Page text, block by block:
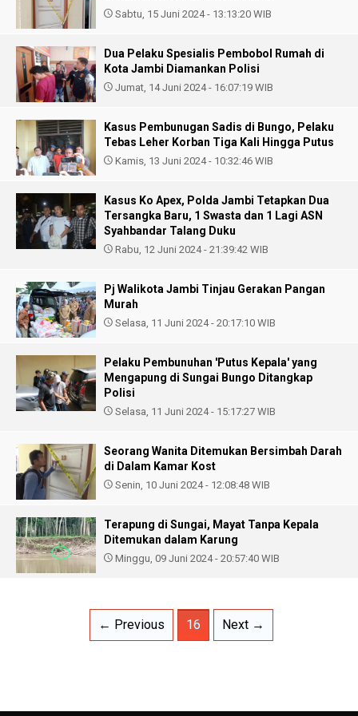
Sabtu, 15 Juni 2024 - 13:13:20 WIB
Dua Pelaku Spesialis Pembobol Rumah di
Kota Jambi Diamankan Polisi
Jumat, 14 Juni 2024 - 16:07:19 WIB
Kasus Pembunugan Sadis di Bungo, Pelaku
Tebas Leher Korban Tiga Kali Hingga Putus
Kamis, 13 Juni 2024 - 10:32:46 WIB
Kasus Ko Apex, Polda Jambi Tetapkan Dua
Tersangka Baru, 1 Swasta dan 1 Lagi ASN
Syahbandar Talang Duku
Rabu, 12 Juni 2024 - 21:39:42 WIB
Pj Walikota Jambi Tinjau Gerakan Pangan
Murah
Selasa, 11 Juni 2024 - 20:17:10 WIB
Pelaku Pembunuhan 'Putus Kepala' yang
Mengapung di Sungai Bungo Ditangkap
Polisi
Selasa, 11 Juni 2024 - 15:17:27 WIB
Seorang Wanita Ditemukan Bersimbah Darah
di Dalam Kamar Kost
Senin, 10 Juni 2024 - 12:08:48 WIB
Terapung di Sungai, Mayat Tanpa Kepala
Ditemukan dalam Karung
Minggu, 09 Juni 2024 - 20:57:40 WIB
← Previous 16 Next →